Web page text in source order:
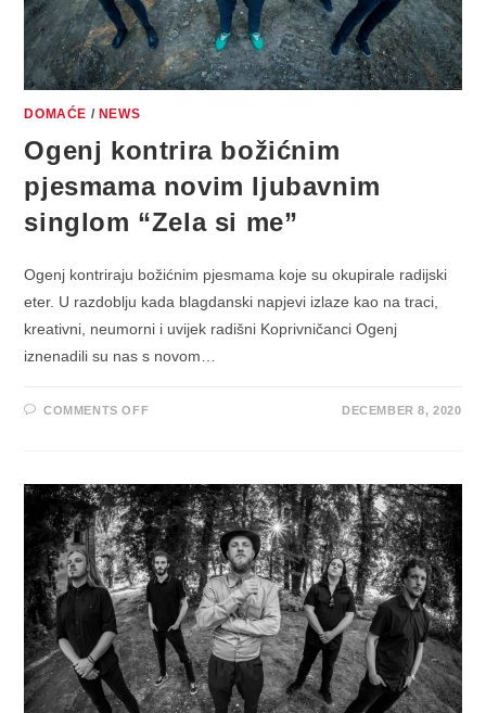
DOMAĆE / NEWS
Ogenj kontrira božićnim
pjesmama novim ljubavnim
singlom “Zela si me”
Ogenj kontriraju božićnim pjesmama koje su okupirale radijski
eter. U razdoblju kada blagdanski napjevi izlaze kao na traci,
kreativni, neumorni i uvijek radišni Koprivničanci Ogenj
iznenadili su nas s novom…
COMMENTS OFFON
LJUBAVNIM
SINGLOM
“ZELA
SI
ME”
DECEMBER 8, 2020